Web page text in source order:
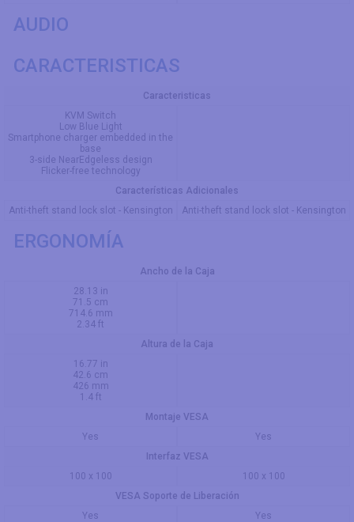
AUDIO
CARACTERISTICAS
Caracteristicas
KVM Switch
Low Blue Light
Smartphone charger embedded in the
base
3-side NearEdgeless design
Flicker-free technology
Características Adicionales
Anti-theft stand lock slot - Kensington
Anti-theft stand lock slot - Kensington
ERGONOMÍA
Ancho de la Caja
28.13 in
71.5 cm
714.6 mm
2.34 ft
Altura de la Caja
16.77 in
42.6 cm
426 mm
1.4 ft
Montaje VESA
Yes
Yes
Interfaz VESA
100 x 100
100 x 100
VESA Soporte de Liberación
Yes
Yes